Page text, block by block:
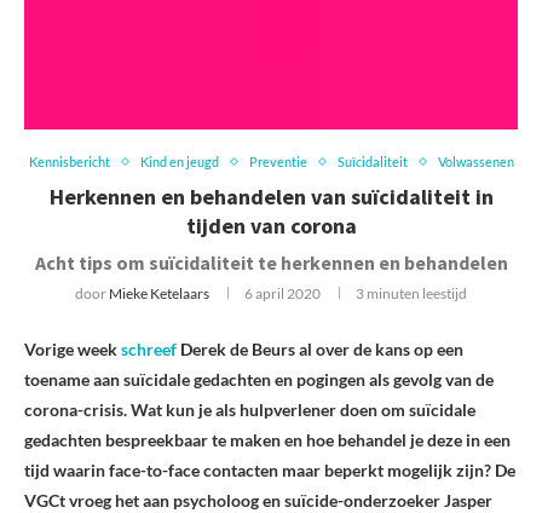
Kennisbericht Kind en jeugd Preventie Suïcidaliteit Volwassenen
Herkennen en behandelen van suïcidaliteit in
tijden van corona
Acht tips om suïcidaliteit te herkennen en behandelen
door Mieke Ketelaars 6 april 2020 3 minuten leestijd
Vorige weekschreef Derek de Beurs al over de kans op een
toename aan suïcidale gedachten en pogingen als gevolg van de
corona-crisis. Wat kun je als hulpverlener doen om suïcidale
gedachten bespreekbaar te maken en hoe behandel je deze in een
tijd waarin face-to-face contacten maar beperkt mogelijk zijn? De
VGCt vroeg het aan psycholoog en suïcide-onderzoeker Jasper